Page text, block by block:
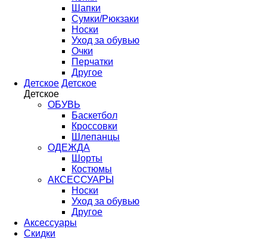
Шапки
Сумки/Рюкзаки
Носки
Уход за обувью
Очки
Перчатки
Другое
Детское Детское
Детское
ОБУВЬ
Баскетбол
Кроссовки
Шлепанцы
ОДЕЖДА
Шорты
Костюмы
АКСЕССУАРЫ
Носки
Уход за обувью
Другое
Аксессуары
Скидки